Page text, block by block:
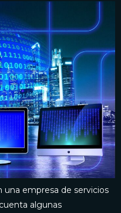
una empresa de servicios
algunas